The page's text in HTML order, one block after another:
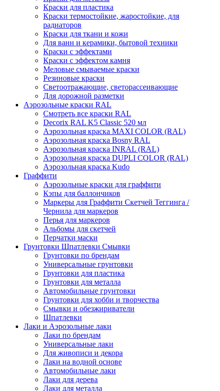
Краски для пластика
Краски термостойкие, жаростойкие, для
радиаторов
Краски для ткани и кожи
Для ванн и керамики, бытовой техники
Краски с эффектами
Краски с эффектом камня
Меловые смываемые краски
Резиновые краски
Светоотражающие, светорассеивающие
Для дорожной разметки
Аэрозольные краски RAL
Смотреть все краски RAL
Decorix RAL K5 Classic 520 мл
Аэрозольная краска MAXI COLOR (RAL)
Аэрозольная краска Bosny RAL
Аэрозольная краска INRAL (RAL)
Аэрозольная краска DUPLI COLOR (RAL)
Аэрозольная краска Kudo
Граффити
Аэрозольные краски для граффити
Кэпы для баллончиков
Маркеры для Граффити Скетчей Теггинга /
Чернила для маркеров
Перья для маркеров
Альбомы для скетчей
Перчатки маски
Грунтовки Шпатлевки Смывки
Грунтовки по брендам
Универсальные грунтовки
Грунтовки для пластика
Грунтовки для металла
Автомобильные грунтовки
Грунтовки для хобби и творчества
Смывки и обезжириватели
Шпатлевки
Лаки и Аэрозольные лаки
Лаки по брендам
Универсальные лаки
Для живописи и декора
Лаки на водной основе
Автомобильные лаки
Лаки для дерева
Лаки для металла